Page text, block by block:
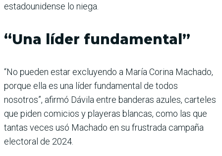
estadounidense lo niega.
“Una líder fundamental”
“No pueden estar excluyendo a María Corina Machado,
porque ella es una líder fundamental de todos
nosotros”, afirmó Dávila entre banderas azules, carteles
que piden comicios y playeras blancas, como las que
tantas veces usó Machado en su frustrada campaña
electoral de 2024.